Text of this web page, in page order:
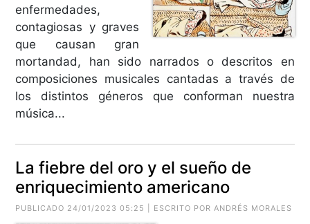
enfermedades,
contagiosas y graves
que causan gran
mortandad, han sido narrados o descritos en
composiciones musicales cantadas a través de
los distintos géneros que conforman nuestra
música...
La fiebre del oro y el sueño de
enriquecimiento americano
PUBLICADO 24/01/2023 05:25 | ESCRITO POR ANDRÉS MORALES